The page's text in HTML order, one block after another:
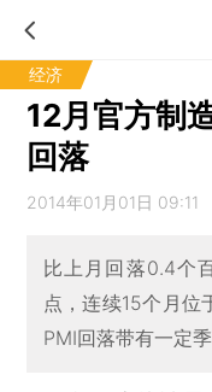
经济
12月官方制
回落
2014年01月01日 09:11
比上月回落0.4个
点，连续15个月位
PMI回落带有一定